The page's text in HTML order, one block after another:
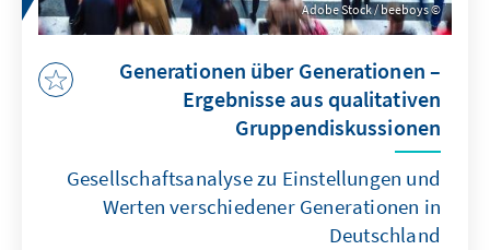
Adobe Stock / beeboys
Generationen über Generationen –
Ergebnisse aus qualitativen
Gruppendiskussionen
Gesellschaftsanalyse zu Einstellungen und
Werten verschiedener Generationen in
Deutschland